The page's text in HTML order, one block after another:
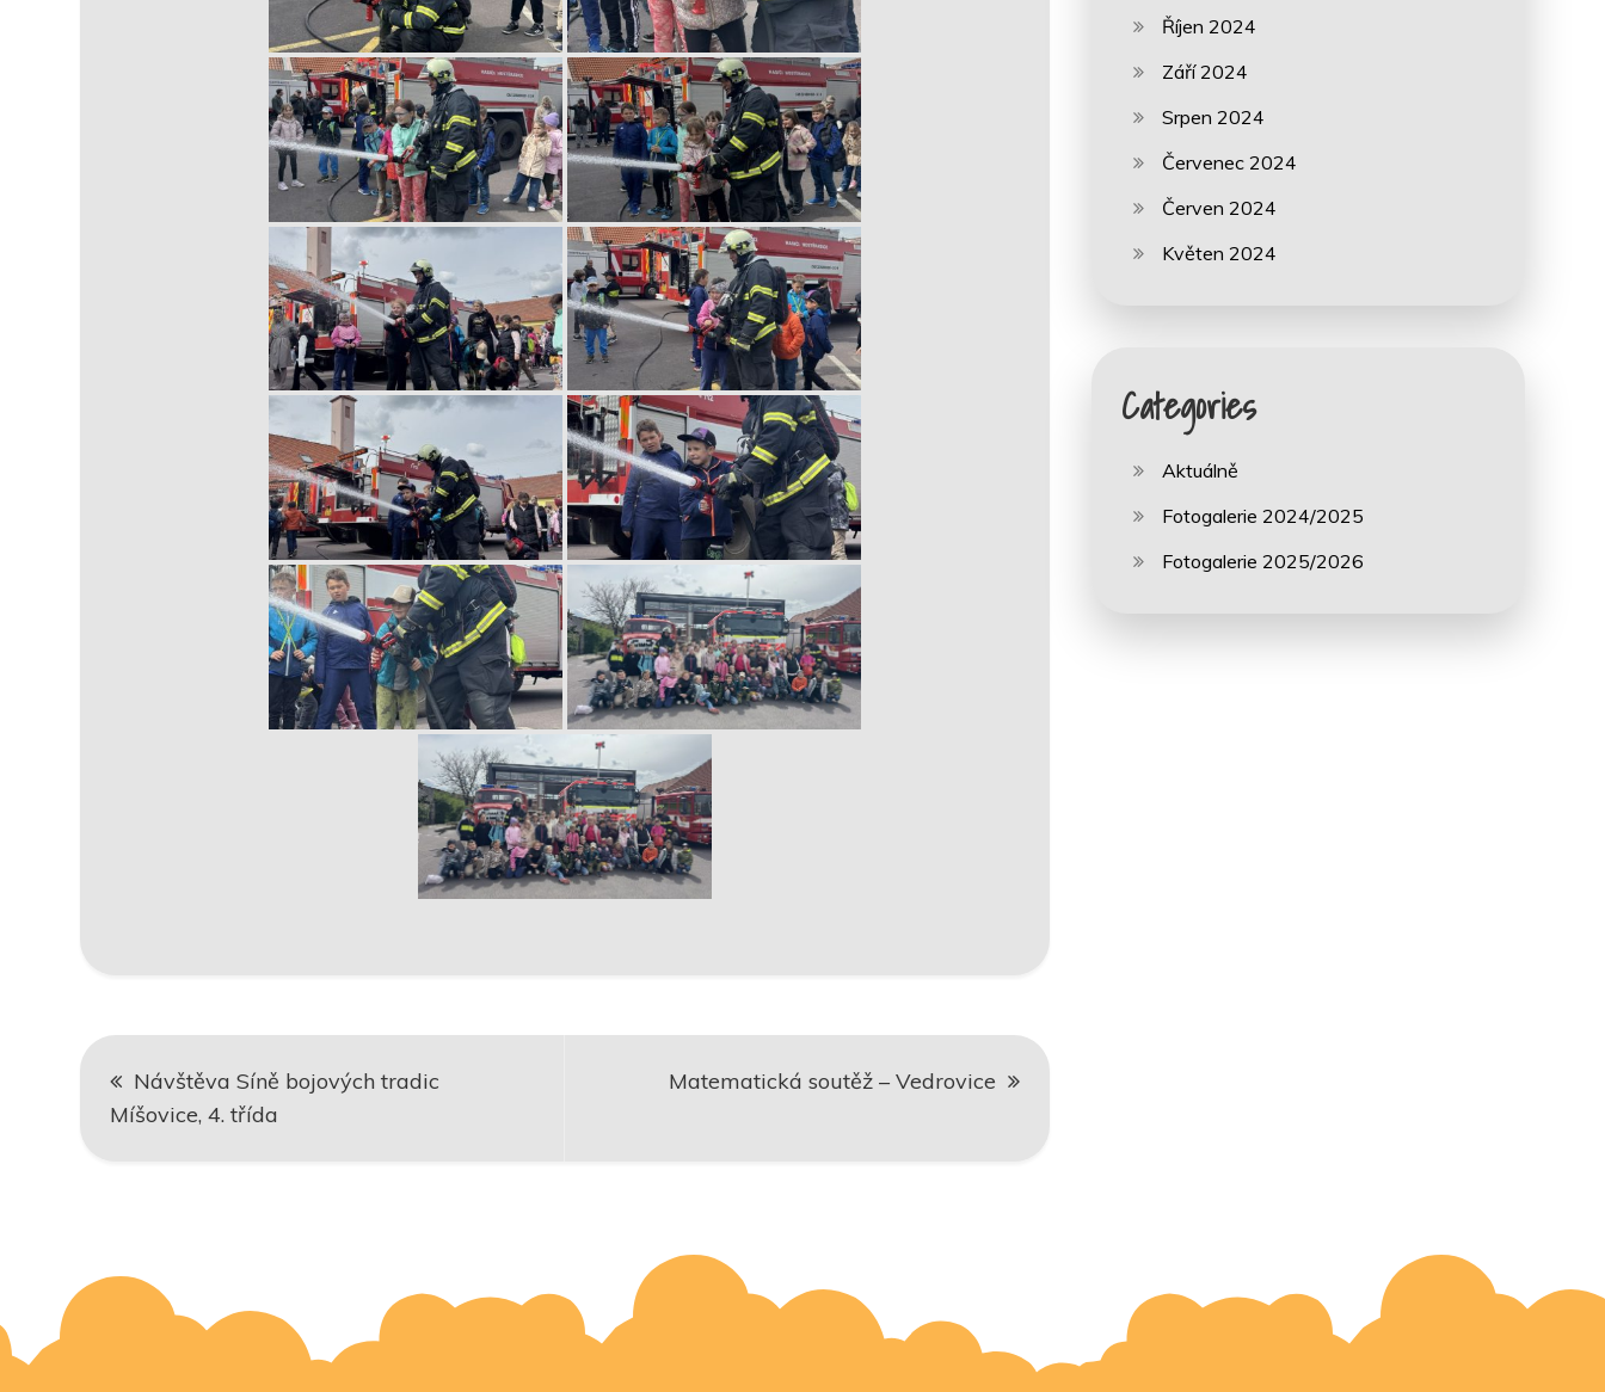
Navigace
pro
Návštěva Síně bojových tradic
Míšovice, 4. třída
Matematická soutěž – Vedrovice
Říjen 2024
Září 2024
Srpen 2024
Červenec 2024
Červen 2024
Květen 2024
Categories
Aktuálně
Fotogalerie 2024/2025
Fotogalerie 2025/2026